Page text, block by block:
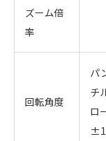
ズーム倍
率
回転角度
パ
チ
ロ